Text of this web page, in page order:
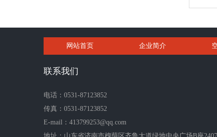
网站首页 企业简介
联系我们
电话：0531-87123852
传真：0531-87123852
E-mail：413799253@qq.com